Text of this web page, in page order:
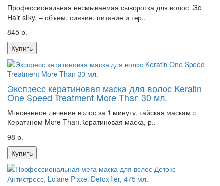
Профессиональная несмываемая сыворотка для волос Go
Hair silky, – объем, сияние, питание и тер..
845 р.
Купить
Экспресс кератиновая маска для волос Keratin
One Speed Treatment More Than 30 мл.
Мгновенное лечение волос за 1 минуту, тайская маскам с
Кератином More Than.Кератиновая маска, р..
98 р.
Купить